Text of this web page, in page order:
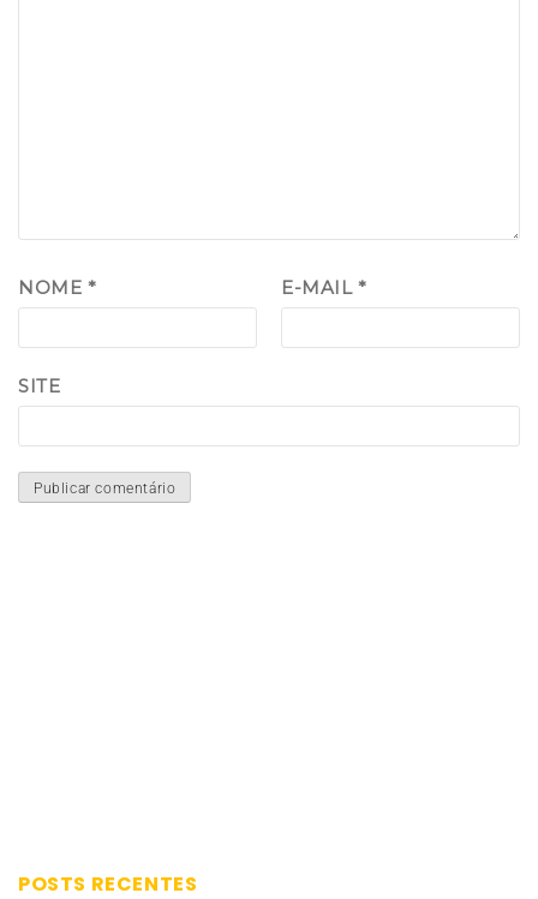
NOME * E-MAIL*
SITE
POSTS RECENTES